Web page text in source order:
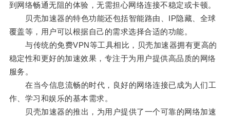
到网络畅通无阻的体验，无需担心网络连接不稳定或卡顿。
贝壳加速器的特色功能还包括智能路由、IP隐藏、全球
覆盖等，用户可以根据自己的需求选择合适的功能。
与传统的免费VPN等工具相比，贝壳加速器拥有更高的
稳定性和更好的加速效果，专注于为用户提供高品质的网络
服务。
在当今信息流畅的时代，良好的网络连接已成为人们工
作、学习和娱乐的基本需求。
贝壳加速器的推出，为用户提供了一个可靠的网络加速